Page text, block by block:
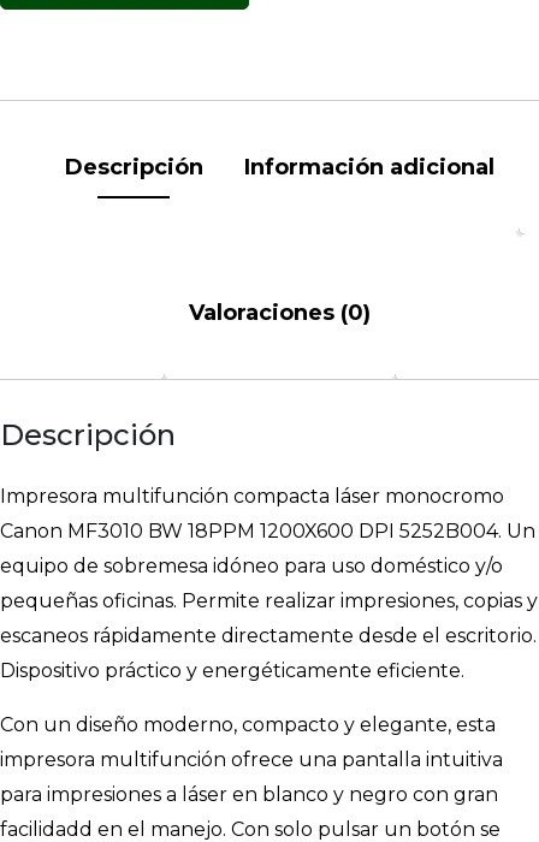
Descripción Información adicional
Valoraciones (0)
Descripción
Impresora multifunción compacta láser monocromo
Canon MF3010 BW 18PPM 1200X600 DPI 5252B004. Un
equipo de sobremesa idóneo para uso doméstico y/o
pequeñas oficinas. Permite realizar impresiones, copias y
escaneos rápidamente directamente desde el escritorio.
Dispositivo práctico y energéticamente eficiente.
Con un diseño moderno, compacto y elegante, esta
impresora multifunción ofrece una pantalla intuitiva
para impresiones a láser en blanco y negro con gran
facilidadd en el manejo. Con solo pulsar un botón se